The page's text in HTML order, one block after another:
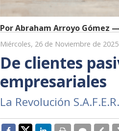
Por Abraham Arroyo Gómez
Miércoles, 26 de Noviembre de 2025
De clientes
empresariales
La Revolución S.A.F.E.R.